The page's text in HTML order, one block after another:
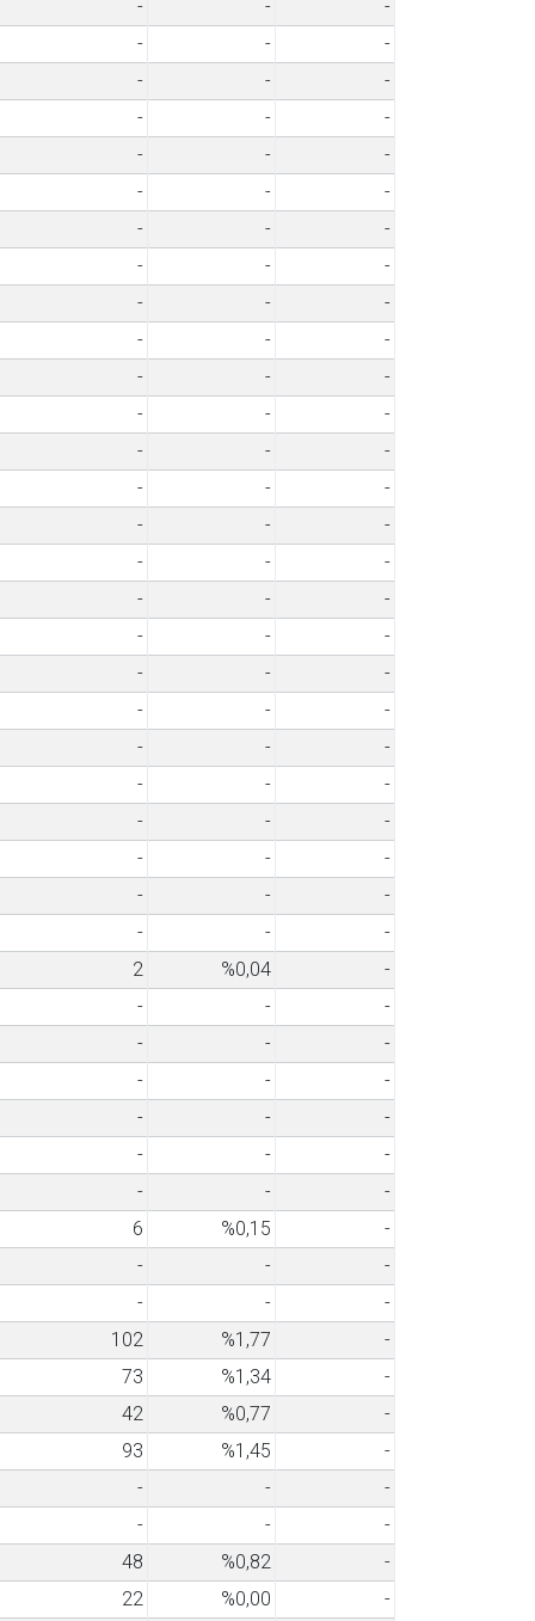
- -
-
- -
-
- -
-
- -
-
- -
-
- -
-
- -
-
- -
-
- -
-
- -
-
- -
-
- -
-
- -
-
- -
-
- -
-
- -
-
- -
-
- -
-
- -
-
- -
-
- -
-
- -
-
- -
-
- -
-
- -
-
- -
-
2 %0,04
-
- -
-
- -
-
- -
-
- -
-
- -
-
- -
-
6 %0,15
-
- -
-
- -
-
102 %1,77
-
73 %1,34
-
42 %0,77
-
93 %1,45
-
- -
-
- -
-
48 %0,82
-
22 %0,00
-